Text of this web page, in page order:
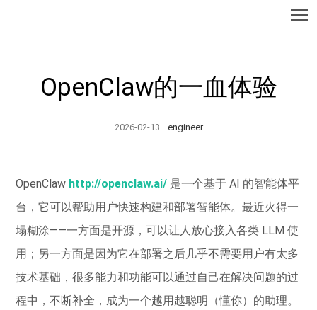
OpenClaw的一血体验
2026-02-13 engineer
OpenClaw http://openclaw.ai/ 是一个基于 AI 的智能体平
台，它可以帮助用户快速构建和部署智能体。最近火得一
塌糊涂——一方面是开源，可以让人放心接入各类 LLM 使
用；另一方面是因为它在部署之后几乎不需要用户有太多
技术基础，很多能力和功能可以通过自己在解决问题的过
程中，不断补全，成为一个越用越聪明（懂你）的助理。